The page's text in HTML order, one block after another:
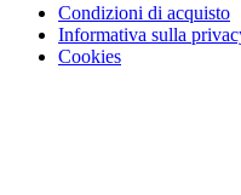
Condizioni di acquisto
Informativa sulla
Cookies